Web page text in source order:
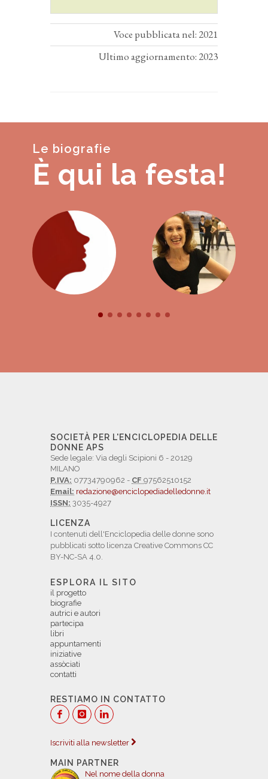
Voce pubblicata nel: 2021
Ultimo aggiornamento: 2023
Le biografie
È qui la festa!
SOCIETÀ PER L'ENCICLOPEDIA DELLE
DONNE APS
Sede legale: Via degli Scipioni 6 - 20129
MILANO
P.IVA: 07734790962 - CF 97562510152
Email: redazione@enciclopediadelledonne.it
ISSN: 3035-4927
LICENZA
I contenuti dell'Enciclopedia delle donne sono
pubblicati sotto licenza Creative Commons CC
BY-NC-SA 4.0.
ESPLORA IL SITO
il progetto
biografie
autrici e autori
partecipa
libri
appuntamenti
iniziative
assòciati
contatti
RESTIAMO IN CONTATTO
Iscriviti alla newsletter
MAIN PARTNER
Nel nome della donna